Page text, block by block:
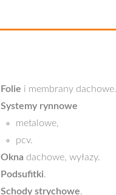
Folie i membrany dachowe.
Systemy rynnowe
metalowe,
pcv.
Okna dachowe, wyłazy.
Podsufitki.
Schody strychowe.